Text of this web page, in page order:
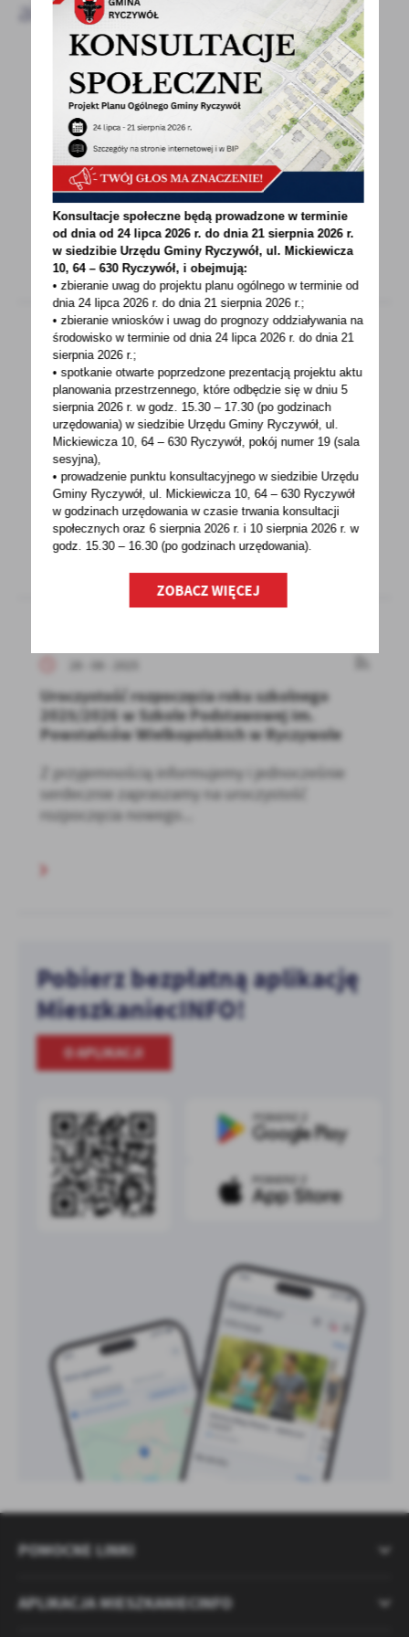
aktualności
29 - 08 - 2025
Program „Czyste Sołectwo”
Serdecznie zapraszamy Sołectwa i Koła
Gospodyń Wiejskich do udziału w programie
„Czyste Sołectwo”...
28 - 08 - 2025
Mammobusy w trasie! Skorzystaj i zbadaj
piersi
Do wielu polskich miejscowości ruszają
mammobusy, w których można bezpłatnie
wykonać badanie piersi...
28 - 08 - 2025
Uroczystość rozpoczęcia roku szkolnego
2025/2026 w Szkole Podstawowej im.
Powstańców Wielkopolskich w Ryczywole
Z przyjemnością informujemy i jednocześnie
serdecznie zapraszamy na uroczystość
rozpoczęcia nowego...
Pobierz bezpłatną aplikację
MieszkaniecINFO!
O APLIKACJI
POMOCNE LINKI
APLIKACJA MIESZKANIECINFO
Konsultacje społeczne będą prowadzone w terminie
od dnia od 24 lipca 2026 r. do dnia 21 sierpnia 2026 r.
w siedzibie Urzędu Gminy Ryczywół, ul. Mickiewicza
10, 64 – 630 Ryczywół, i obejmują:
• zbieranie uwag do projektu planu ogólnego w terminie od
dnia 24 lipca 2026 r. do dnia 21 sierpnia 2026 r.;
• zbieranie wniosków i uwag do prognozy oddziaływania na
środowisko w terminie od dnia 24 lipca 2026 r. do dnia 21
sierpnia 2026 r.;
• spotkanie otwarte poprzedzone prezentacją projektu aktu
planowania przestrzennego, które odbędzie się w dniu 5
sierpnia 2026 r.w godz. 15.30 – 17.30 (po godzinach
urzędowania) w siedzibie Urzędu Gminy Ryczywół, ul.
Mickiewicza 10, 64 – 630 Ryczywół, pokójnumer 19 (sala
sesyjna),
• prowadzenie punktu konsultacyjnego w siedzibie Urzędu
Gminy Ryczywół, ul. Mickiewicza 10, 64 – 630 Ryczywół
w godzinachurzędowania w czasie trwania konsultacji
społecznych oraz 6 sierpnia 2026 r. i 10 sierpnia 2026 r. w
godz. 15.30 – 16.30 (po godzinachurzędowania).
ZOBACZ WIĘCEJ